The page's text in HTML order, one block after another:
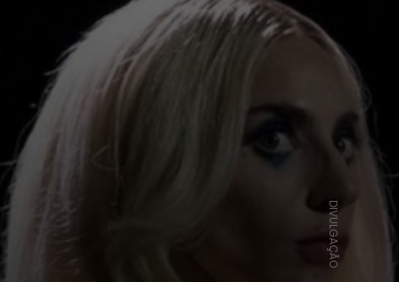
DIVULGAÇÃO